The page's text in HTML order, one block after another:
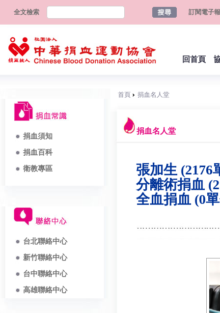
全文檢索 訂閱電子報
回首頁
捐血須知
捐血百科
衛教專區
台北聯絡中心
新竹聯絡中心
台中聯絡中心
高雄聯絡中心
首頁 捐血名人堂
捐血名人堂
張加生 (2176
分離術捐血
全血捐血 (0